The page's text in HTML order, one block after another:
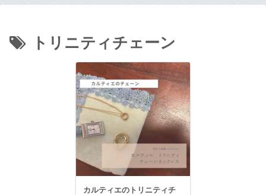
トリニティチェーン
カルティエのトリニティチ